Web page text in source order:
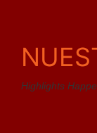
Highlights